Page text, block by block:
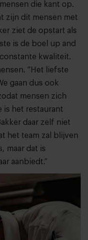
die kant op.
zijn dit mensen met
ziet de opstart als
is de boel up and
kwaliteit.
“Het liefste
gaan dus ook
mensen zich
is het restaurant
daar zelf niet
het team zal blijven
maar dat is
aanbiedt.”